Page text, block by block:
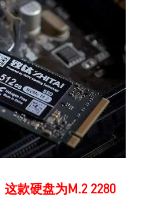
这款硬盘为M.2 2280